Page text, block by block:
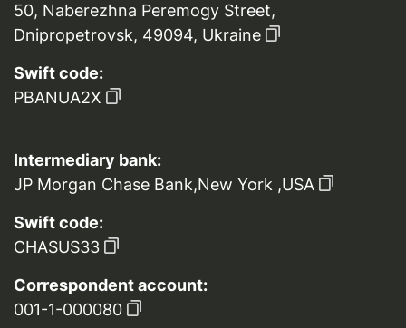
50, Naberezhna Peremogy Street,
Dnipropetrovsk, 49094, Ukraine
Swift code:
PBANUA2X
Intermediary bank:
JP Morgan Chase Bank,New York ,USA
Swift code:
CHASUS33
Correspondent account:
001-1-000080